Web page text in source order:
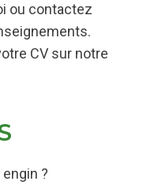
ou contactez
CV sur notre
?